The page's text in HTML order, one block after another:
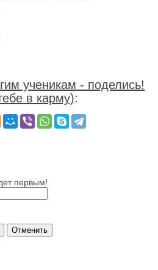
ученикам - поделись!
в карму):
первым!